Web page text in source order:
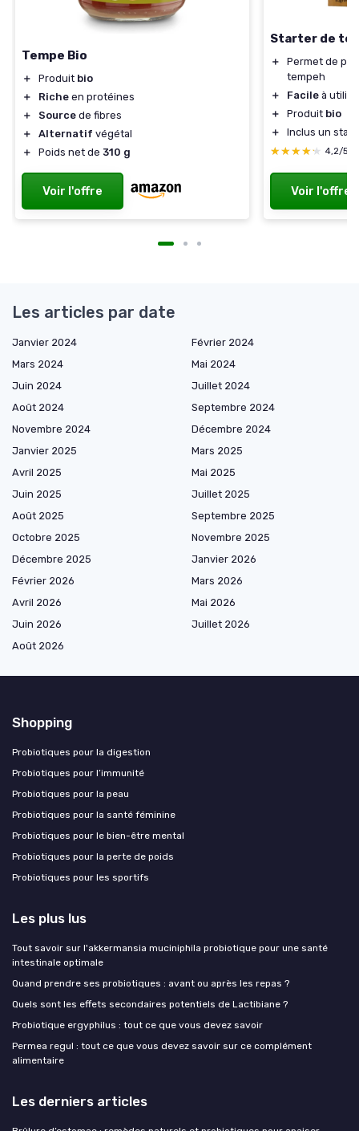
Tempe Bio
＋ Produit bio
＋
Riche en protéines
＋
Source de fibres
＋
Alternatif végétal
＋
Poids net de 310 g
Voir l'offre
Starter de
＋
Permet de
tempeh
＋
Facile à
＋
Produit bio
＋
Inclus un
★★★★★
★★★★★ 4,2/5
Voir l'offre
Les articles par date
Janvier 2024
Février 2024
Mars 2024
Mai 2024
Juin 2024
Juillet 2024
Août 2024
Septembre 2024
Novembre 2024
Décembre 2024
Janvier 2025
Mars 2025
Avril 2025
Mai 2025
Juin 2025
Juillet 2025
Août 2025
Septembre 2025
Octobre 2025
Novembre 2025
Décembre 2025
Janvier 2026
Février 2026
Mars 2026
Avril 2026
Mai 2026
Juin 2026
Juillet 2026
Août 2026
Shopping
Probiotiques pour la digestion
Probiotiques pour l’immunité
Probiotiques pour la peau
Probiotiques pour la santé féminine
Probiotiques pour le bien-être mental
Probiotiques pour la perte de poids
Probiotiques pour les sportifs
Les plus lus
Tout savoir sur l'akkermansia muciniphila probiotique pour une santé
intestinale optimale
Quand prendre ses probiotiques : avant ou après les repas ?
Quels sont les effets secondaires potentiels de Lactibiane ?
Probiotique ergyphilus : tout ce que vous devez savoir
Permea regul : tout ce que vous devez savoir sur ce complément
alimentaire
Les derniers articles